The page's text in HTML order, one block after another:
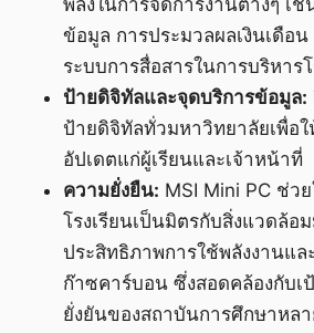
ข้อมูล การประมวลผลเงินเดือ
ระบบการสื่อสารในการบริหารโ
ป้ายดิจิทัลและจุดบริการข้อมูล:
ป้ายดิจิทัลทั่วมหาวิทยาลัยเพื่อ
อัปเดตแก่ผู้เรียนและเจ้าหน้าที่
ความยั่งยืน: MSI Mini PC ช่ว
โรงเรียนเป็นมิตรกับสิ่งแวดล้อ
ประสิทธิภาพการใช้พลังงานแล
ก๊าซคาร์บอน ซึ่งสอดคล้องกับ
ยั่งยันของสถาบันการศึกษาหล